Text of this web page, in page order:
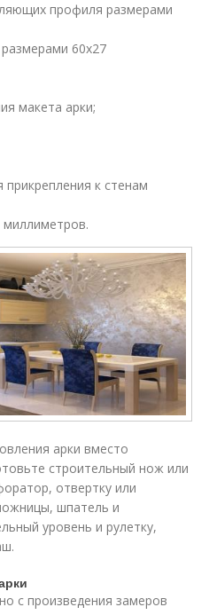
профиля размерами
60х27
макета арки;
к стенам
арки вместо
строительный нож или
отвертку или
шпатель и
уровень и рулетку,
с произведения замеров